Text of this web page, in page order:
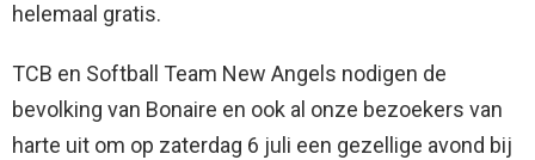
helemaal gratis.
TCB en Softball Team New Angels nodigen de
bevolking van Bonaire en ook al onze bezoekers van
harte uit om op zaterdag 6 juli een gezellige avond bij